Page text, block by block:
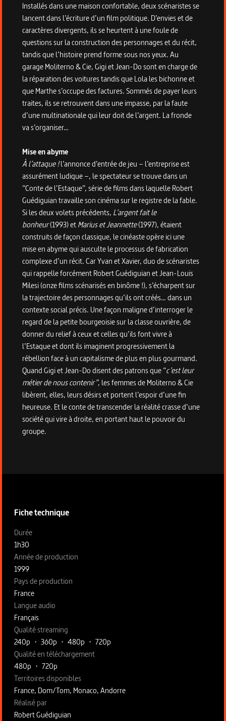
Installés dans une maison confortable, deux scénaristes se
lancent dans l’écriture d’un film politique. D’envies et de
caractères divergents, ils se heurtent à une foule de
questions sur la construction des personnages et du récit,
tandis que l’histoire prend forme sous nos yeux. Au
garage Moliterno & Cie, Gigi et Jean-Do sont en charge de
la réparation des voitures tandis que Lola les bichonne et
que Marthe s’occupe des factures. Sommés de payer leurs
traites, ils se retrouvent dans une impasse, par la faute
d’une multinationale qui leur doit de l’argent. La fronde
va s’organiser…
Mise en abyme
À l’attaque !l’annonce d’entrée de jeu – l’entreprise est
assurément ludique –, le spectateur se trouve dans un
“Conte de l’Estaque”, série de films dans laquelle Robert
Guédiguian travaille son cinéma sur le registre de la fable.
Si les deux volets précédents, L’argent fait le
bonheur(1993) etMarius et Jeannette(1997), étaient
construits de façon classique, le cinéaste opère ici une
mise en abyme qui ausculte le processus de fabrication
complexe d’un récit. Car Yvan et Xavier, duo de scénaristes
qui rappelle forcément Robert Guédiguian et Jean-Louis
Milesi (onze films scénarisés en binôme !), s’écharpent sur
la trajectoire des personnages qu’ils ont créés… dans un
contexte social précis. Une façon maligne d’interroger le
regard de la petite bourgeoisie sur la classe ouvrière, de
donner du relief à ceux et celles qu’ils font vivre à
l’Estaque et dont ils imaginent progressivement la
rébellion face à un capitalisme de plus en plus gourmand.
Quand Gigi et Jean-Do disent des patrons que “c’est leur
métier de nous contenir”, les femmes de Moliterno & Cie
libèrent, elles, leurs désirs et portent l’espoir d’une fin
heureuse. Et le conte de transcender la réalité crasse d’une
société qui vire à droite, en portant haut le pouvoir du
groupe.
Fiche technique
Fiche technique section gauche
Durée
1h30
Année de production
1999
Pays de production
France
Langue audio
Français
Qualité streaming
240p • 360p • 480p • 720p
Qualité en téléchargement
480p • 720p
Territoires disponibles
France, Dom/Tom, Monaco, Andorre
Fiche technique section droite
Réalisé par
Robert Guédiguian